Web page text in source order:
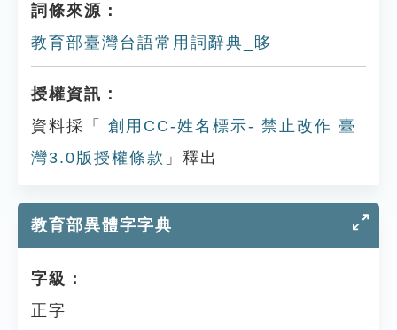
詞條來源：
教育部臺灣台語常用詞辭典_眵
授權資訊：
資料採「
創用CC-姓名標示- 禁止改作 臺
灣3.0版授權條款 」釋出
教育部異體字字典
字級：
正字